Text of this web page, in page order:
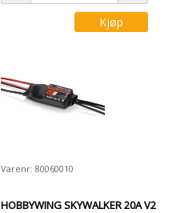
Kjøp
Varenr: 80060010
HOBBYWING SKYWALKER 20A V2